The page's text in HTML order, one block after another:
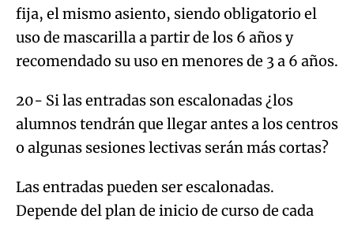
fija, el mismo asiento, siendo obligatorio el
uso de mascarilla a partir de los 6 años y
recomendado su uso en menores de 3 a 6 años.
20- Si las entradas son escalonadas ¿los
alumnos tendrán que llegar antes a los centros
o algunas sesiones lectivas serán más cortas?
Las entradas pueden ser escalonadas.
Depende del plan de inicio de curso de cada